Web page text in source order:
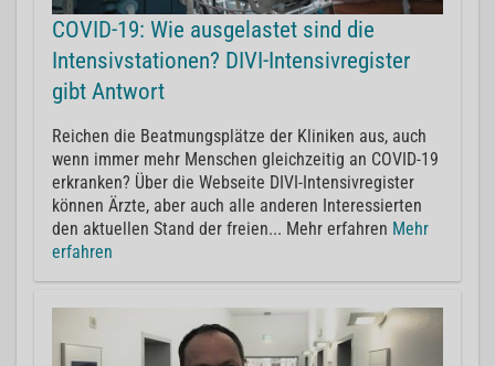
COVID-19: Wie ausgelastet sind die
Intensivstationen? DIVI-Intensivregister
gibt Antwort
Reichen die Beatmungsplätze der Kliniken aus, auch
wenn immer mehr Menschen gleichzeitig an COVID-19
erkranken? Über die Webseite DIVI-Intensivregister
können Ärzte, aber auch alle anderen Interessierten
den aktuellen Stand der freien... Mehr erfahren Mehr
erfahren